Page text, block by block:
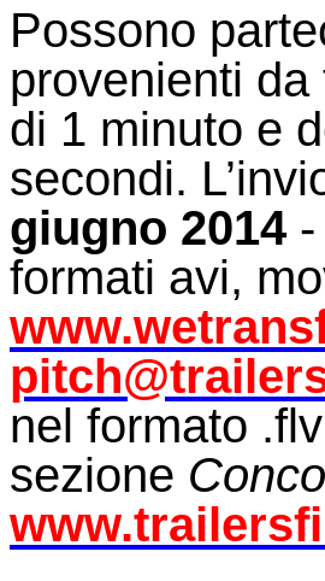
Possono
provenienti
di 1 minuto e
secondi.
giugno 2014
formati avi,
nel formato
sezione